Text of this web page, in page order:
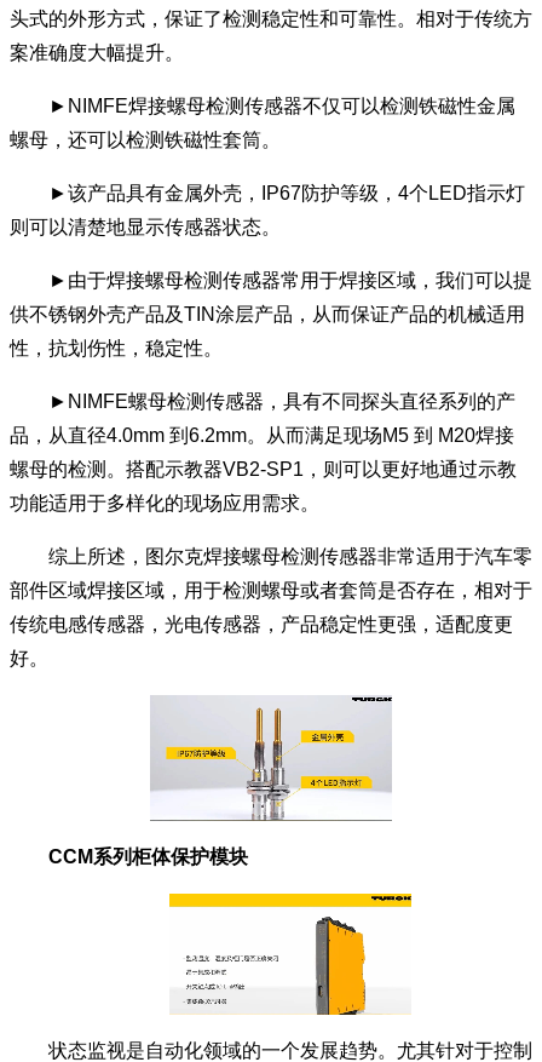
头式的外形方式，保证了检测稳定性和可靠性。相对于传统方
案准确度大幅提升。
►NIMFE焊接螺母检测传感器不仅可以检测铁磁性金属
螺母，还可以检测铁磁性套筒。
►该产品具有金属外壳，IP67防护等级，4个LED指示灯
则可以清楚地显示传感器状态。
►由于焊接螺母检测传感器常用于焊接区域，我们可以提
供不锈钢外壳产品及TIN涂层产品，从而保证产品的机械适用
性，抗划伤性，稳定性。
►NIMFE螺母检测传感器，具有不同探头直径系列的产
品，从直径4.0mm 到6.2mm。从而满足现场M5 到 M20焊接
螺母的检测。搭配示教器VB2-SP1，则可以更好地通过示教
功能适用于多样化的现场应用需求。
综上所述，图尔克焊接螺母检测传感器非常适用于汽车零
部件区域焊接区域，用于检测螺母或者套筒是否存在，相对于
传统电感传感器，光电传感器，产品稳定性更强，适配度更
好。
CCM系列柜体保护模块
状态监视是自动化领域的一个发展趋势。尤其针对于控制